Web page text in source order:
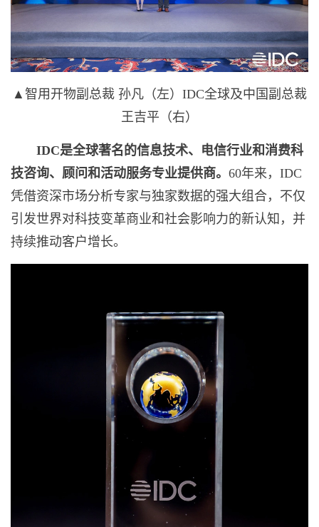
▲智用开物副总裁 孙凡（左）IDC全球及中国副总裁
王吉平（右）
IDC是全球著名的信息技术、电信行业和消费科
技咨询、顾问和活动服务专业提供商。 60年来，IDC
凭借资深市场分析专家与独家数据的强大组合，不仅
引发世界对科技变革商业和社会影响力的新认知，并
持续推动客户增长。